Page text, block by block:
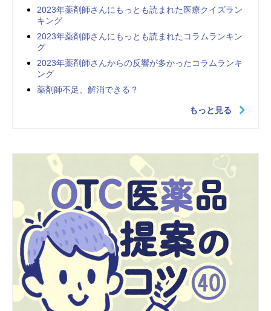
2023年薬剤師さんにもっとも読まれた医療クイズラン
キング
2023年薬剤師さんにもっとも読まれたコラムランキン
グ
2023年薬剤師さんからの反響が多かったコラムランキ
ング
薬剤師不足、解消できる？
もっと見る